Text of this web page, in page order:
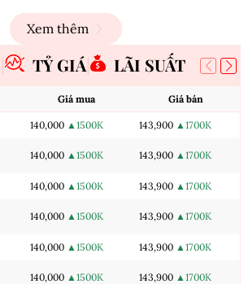
Xem thêm
TỶ GIÁ LÃI SUẤT
Giá mua Giá bán
140,000 ▲1500K 143,900 ▲1700K
140,000 ▲1500K 143,900 ▲1700K
140,000 ▲1500K 143,900 ▲1700K
140,000 ▲1500K 143,900 ▲1700K
140,000 ▲1500K 143,900 ▲1700K
140,000 ▲1500K 143,900 ▲1700K